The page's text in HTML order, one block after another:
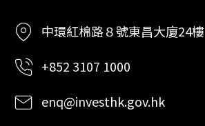
中環紅棉路８號東昌大廈24樓
+852 3107 1000
enq@investhk.gov.hk